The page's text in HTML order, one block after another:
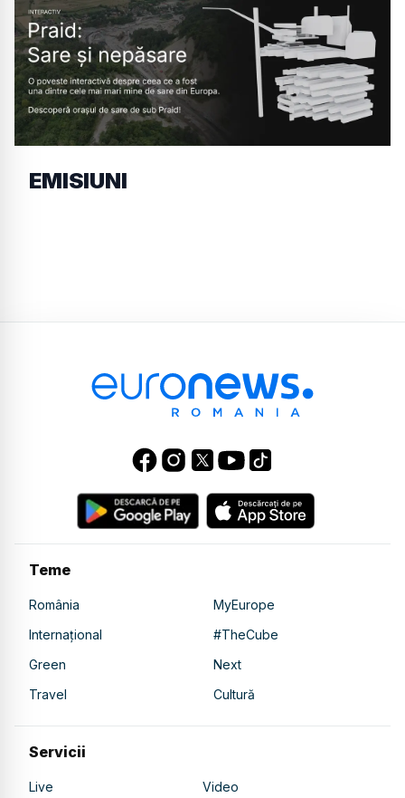
EMISIUNI
Teme
România
MyEurope
Internațional
#TheCube
Green
Next
Travel
Cultură
Servicii
Live Video